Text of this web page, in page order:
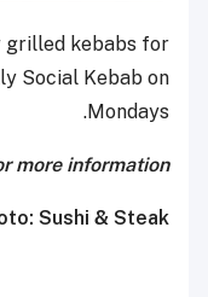
grilled kebabs for
Social Kebab on
Mondays.
more information
Sushi & Steak